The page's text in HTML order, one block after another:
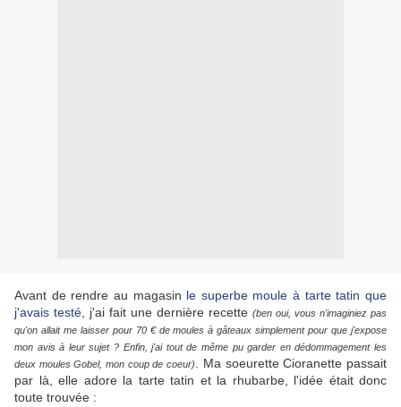
Avant de rendre au magasin le superbe moule à tarte tatin que
j'avais testé , j'ai fait une dernière recette (ben oui, vous n'imaginiez pas
qu'on allait me laisser pour 70 € de moules à gâteaux simplement pour que j'expose
mon avis à leur sujet ? Enfin, j'ai tout de même pu garder en dédommagement les
deux moules Gobel, mon coup de coeur)
. Ma soeurette Cioranette passait
par là, elle adore la tarte tatin et la rhubarbe, l'idée était donc
toute trouvée :